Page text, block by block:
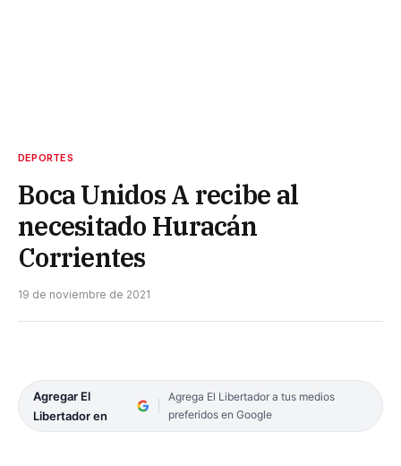
DEPORTES
Boca Unidos A recibe al
necesitado Huracán
Corrientes
19 de noviembre de 2021
Agregar El
Libertador en
Agrega El Libertador a tus medios
preferidos en Google